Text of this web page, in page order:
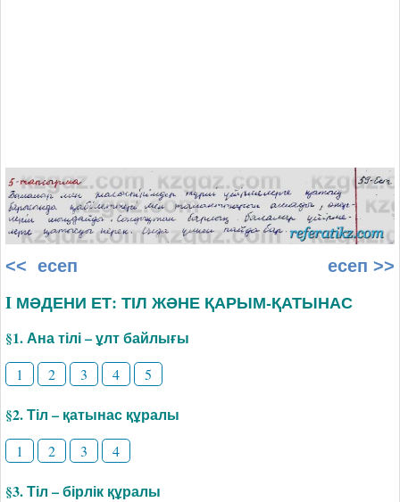
<< есеп есеп >>
I МӘДЕНИ ЕТ: ТІЛ ЖӘНЕ ҚАРЫМ-ҚАТЫНАС
§1. Ана тілі – ұлт байлығы
1 2 3 4 5
§2. Тіл – қатынас құралы
1 2 3 4
§3. Тіл – бірлік құралы